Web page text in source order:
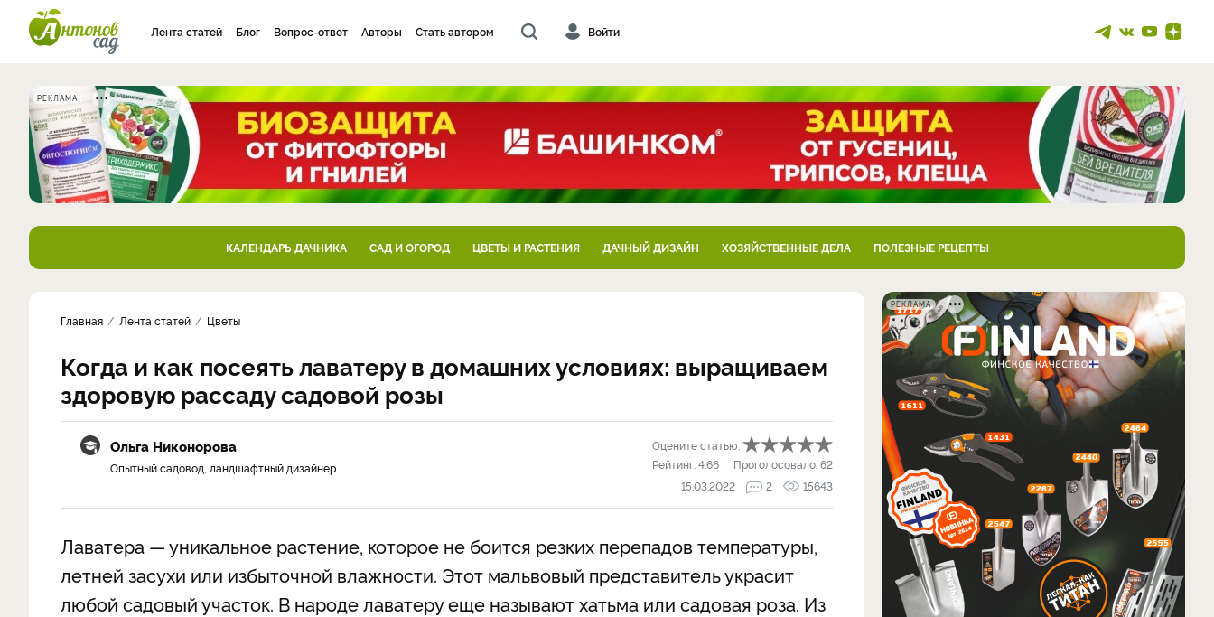
Лента статей Блог Вопрос-ответ Авторы Стать автором Войти
РЕКЛАМА
КАЛЕНДАРЬ ДАЧНИКА САД И ОГОРОД ЦВЕТЫ И РАСТЕНИЯ ДАЧНЫЙ ДИЗАЙН ХОЗЯЙСТВЕННЫЕ ДЕЛА ПОЛЕЗНЫЕ РЕЦЕПТЫ
Главная Лента статей Цветы
Когда и как посеять лаватеру в домашних условиях: выращиваем
здоровую рассаду садовой розы
Ольга Никонорова
Опытный садовод, ландшафтный дизайнер
Оцените статью:
Рейтинг:4.66 Проголосовало:62
15.03.2022
2 15643
Лаватера — уникальное растение, которое не боится резких перепадов температуры,
летней засухи или избыточной влажности. Этот мальвовый представитель украсит
любой садовый участок. В народе лаватеру еще называют хатьма или садовая роза. Из
РЕКЛАМА